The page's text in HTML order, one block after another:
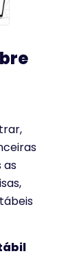
as